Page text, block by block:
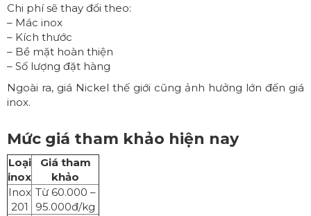
Chi phí sẽ thay đổi theo:
– Mác inox
– Kích thước
– Bề mặt hoàn thiện
– Số lượng đặt hàng
Ngoài ra, giá Nickel thế giới cũng ảnh hưởng lớn đến giá
inox.
Mức giá tham khảo hiện nay
Loại
inox
Giá tham
khảo
Inox
201
Từ 60.000 –
95.000đ/kg